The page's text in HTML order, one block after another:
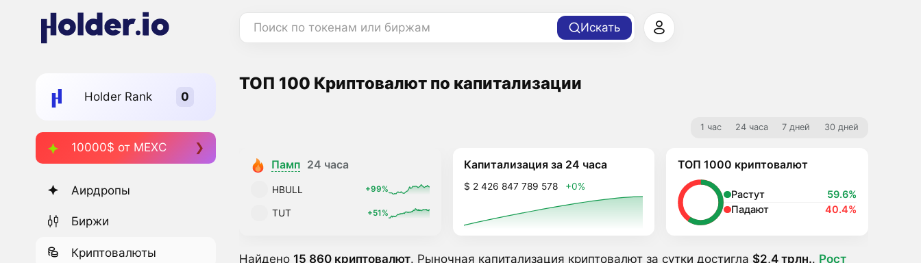
Поиск по токенам или биржам Искать
Holder Rank
10000$ от MEXC
Аирдропы
Биржи
Криптовалюты
ТОП 100 Криптовалют по капитализации
1 час 24 часа 7 дней 30 дней
Памп 24 часа
HBULL +99%
TUT +51%
Капитализация за 24 часа
$ 2 426 847 789 578 +0%
ТОП 1000 криптовалют
Растут
59.6%
Падают
40.4%
Найдено 15 860 криптовалют. Рыночная капитализация криптовалют за сутки достигла $2,4 трлн.. Pост